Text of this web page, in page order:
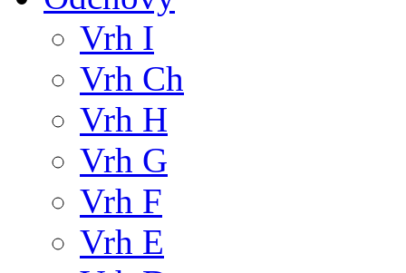
Vrh I
Vrh Ch
Vrh H
Vrh G
Vrh F
Vrh E